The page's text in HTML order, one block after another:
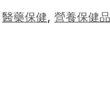
醫藥保健, 營養保健品